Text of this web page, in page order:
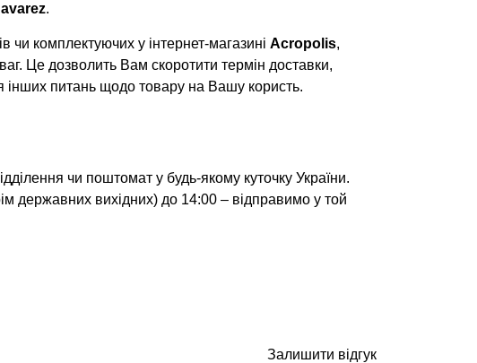
.
чи комплектуючих у інтернет-магазині Acropolis,
Це дозволить Вам скоротити термін доставки,
інших питань щодо товару на Вашу користь.
чи поштомат у будь-якому куточку України.
державних вихідних) до 14:00 – відправимо у той
Залишити відгук